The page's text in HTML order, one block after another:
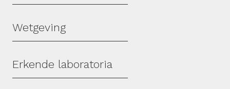
Wetgeving
Erkende laboratoria